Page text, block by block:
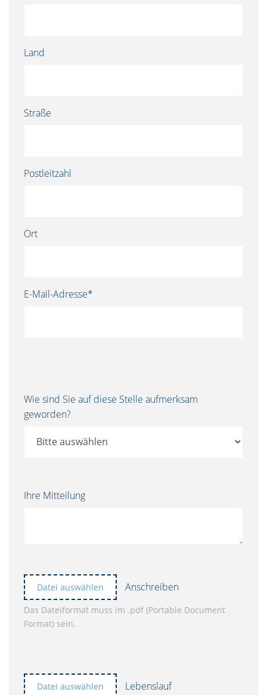
Land
Straße
Postleitzahl
Ort
E-Mail-Adresse*
Wie sind Sie auf diese Stelle aufmerksam
geworden?
Ihre Mitteilung
Datei auswählen Anschreiben
Das Dateiformat muss im .pdf (Portable Document
Format) sein.
Datei auswählen Lebenslauf